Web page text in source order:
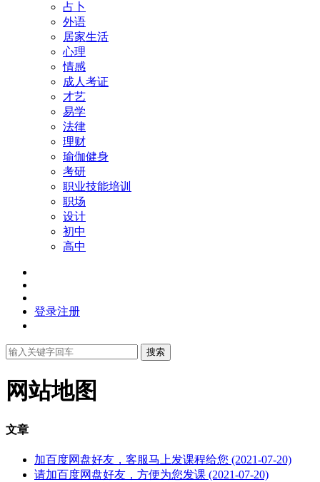
占卜
外语
居家生活
心理
情感
成人考证
才艺
易学
法律
理财
瑜伽健身
考研
职业技能培训
职场
设计
初中
高中
登录注册
搜索
网站地图
文章
加百度网盘好友，客服马上发课程给您 (2021-07-20)
请加百度网盘好友，方便为您发课 (2021-07-20)